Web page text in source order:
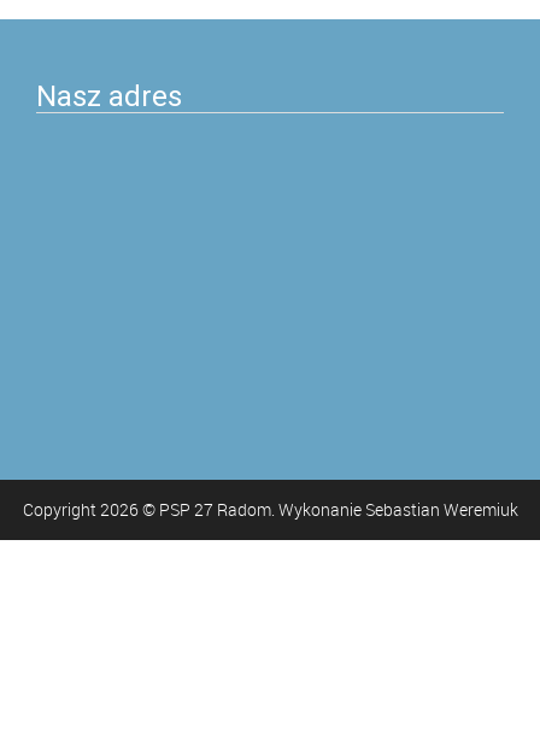
postach
Nasz adres
Copyright2026© PSP 27 Radom. Wykonanie Sebastian Weremiuk